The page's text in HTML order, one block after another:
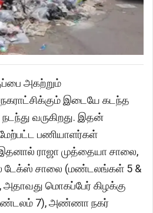
அகற்றும்
இடையே கடந்த
வருகிறது. இதன்
பணியாளர்கள்
ராஜா முத்தையா சாலை,
டேக்ஸ் சாலை (மண்டலங்கள் 5 &
அதாவது மொகப்பேர் கிழக்கு
7), அண்ணா நகர்